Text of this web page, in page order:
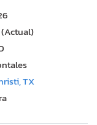
(Actual)
TX